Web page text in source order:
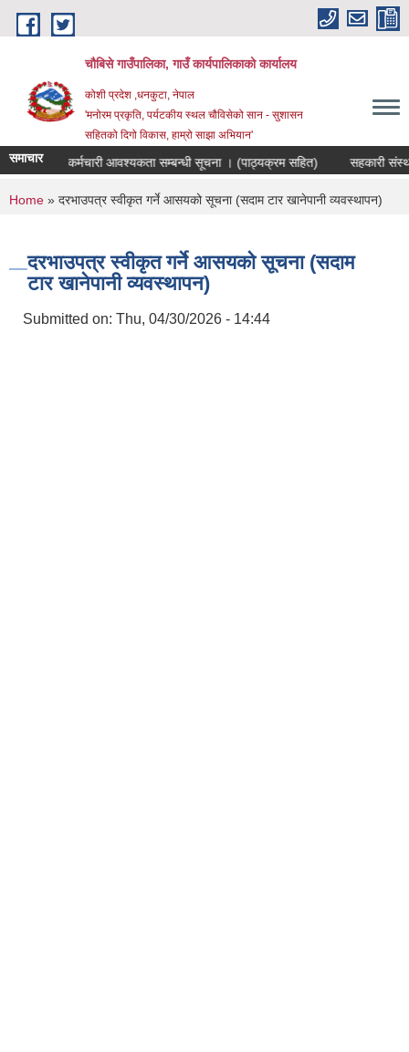
Skip to main content
चौबिसे गाउँपालिका, गाउँ कार्यपालिकाको कार्यालय
कोशी प्रदेश ,धनकुटा, नेपाल
'मनोरम प्रकृति, पर्यटकीय स्थल चौविसेको सान - सुशासन
सहितको दिगो विकास, हाम्रो साझा अभियान'
समाचारपदमा कर्मचारी आवश्यकता सम्बन्धी सूचना । (पाठ्यक्रम सहित) सहकारी
You are here
Home » दरभाउपत्र स्वीकृत गर्ने आसयको सूचना (सदाम टार खानेपानी व्यवस्थापन)
दरभाउपत्र स्वीकृत गर्ने आसयको सूचना (सदाम
टार खानेपानी व्यवस्थापन)
Submitted on: Thu, 04/30/2026 - 14:44